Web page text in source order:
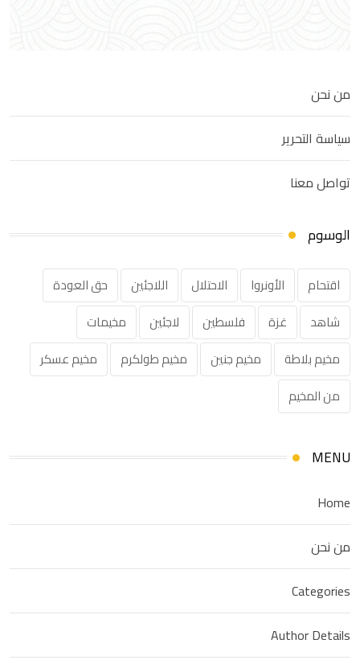
من نحن
سياسة التحرير
تواصل معنا
الوسوم
اقتحام الأونروا الاحتلال اللاجئين
حق العودة
شاهد
غزة فلسطين لاجئين
مخيمات
مخيم بلاطة
مخيم جنين مخيم طولكرم
مخيم عسكر
من المخيم
MENU
Home
من نحن
Categories
Author Details